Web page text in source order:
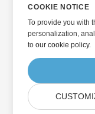
COOKIE NOTICE
To provide you with
personalization,
toour cookie policy.